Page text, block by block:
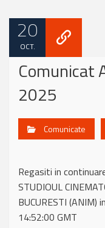
20
OCT.
Comunicat
2025
Comunicate
Regasiti in
STUDIOUL
BUCURESTI
14:52:00 GMT